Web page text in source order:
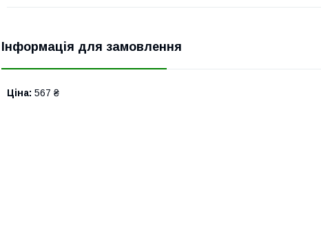
Інформація для замовлення
Ціна: 567 ₴